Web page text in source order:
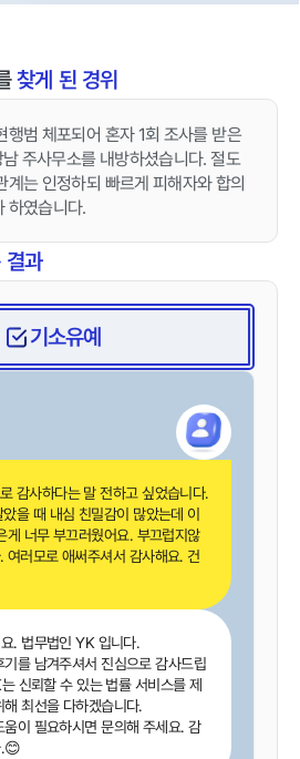
찾게 된 경위
행범 체포되어 혼자 1회 조사를 받은
주사무소를 내방하셨습니다. 절도
계는 인정하되 빠르게 피해자와 합의
하였습니다.
결과
기소유예
감사하다는 말 전하고 싶었습니다.
을 때 내심 친밀감이 많았는데 이
게 너무 부끄러웠어요. 부끄럽지않
여러모로 애써주셔서 감사해요. 건
. 법무법인 YK 입니다.
기를 남겨주셔서 진심으로 감사드립
신뢰할 수 있는 법률 서비스를 제
최선을 다하겠습니다.
움이 필요하시면 문의해 주세요. 감